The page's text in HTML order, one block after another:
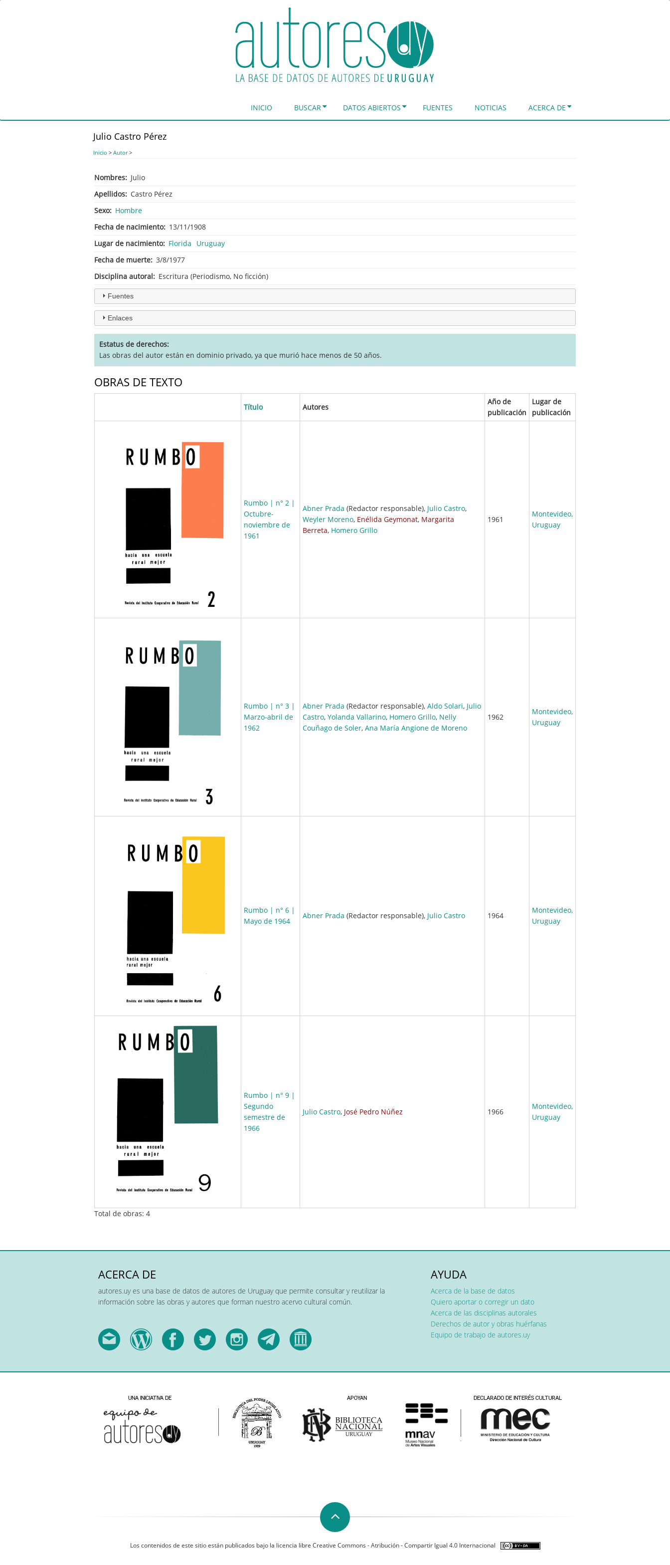
INICIO BUSCAR DATOS ABIERTOS FUENTES NOTICIAS ACERCA DE
Julio Castro Pérez
Inicio > Autor>
Nombres
Julio
Apellidos
Castro Pérez
Sexo
Hombre
Fecha de nacimiento
13/11/1908
Lugar de nacimiento
Florida
Uruguay
Fecha de muerte 3/8/1977
Disciplina autoral
Escritura (Periodismo, No ficción)
Fuentes
Enlaces
Estatus de derechos
Las obras del autor están en dominio privado, ya que murió hace menos de 50 años.
OBRAS DE TEXTO
Título Autores
Año de
publicación
Lugar de
publicación
Rumbo | n° 2 |
Octubre-
noviembre de
1961
Abner Prada (Redactor responsable), Julio Castro,
Weyler Moreno, Enélida Geymonat, Margarita
Berreta, Homero Grillo
1961
Montevideo,
Uruguay
Rumbo | n° 3 |
Marzo-abril de
1962
Abner Prada (Redactor responsable), Aldo Solari, Julio
Castro, Yolanda Vallarino, Homero Grillo, Nelly
Couñago de Soler, Ana María Angione de Moreno
1962
Montevideo,
Uruguay
Rumbo | n° 6 |
Mayo de 1964
Abner Prada (Redactor responsable), Julio Castro 1964
Montevideo,
Uruguay
Rumbo | n° 9 |
Segundo
semestre de
1966
Julio Castro, José Pedro Núñez 1966
Montevideo,
Uruguay
Total de obras: 4
ACERCA DE
autores.uy es una base de datos de autores de Uruguay que permite consultar y reutilizar la
información sobre las obras y autores que forman nuestro acervo cultural común.
AYUDA
Acerca de la base de datos
Quiero aportar o corregir un dato
Acerca de las disciplinas autorales
Derechos de autor y obras huérfanas
Equipo de trabajo de autores.uy
Los contenidos de este sitio están publicados bajo la licencia libre Creative Commons - Atribución - Compartir Igual 4.0 Internacional